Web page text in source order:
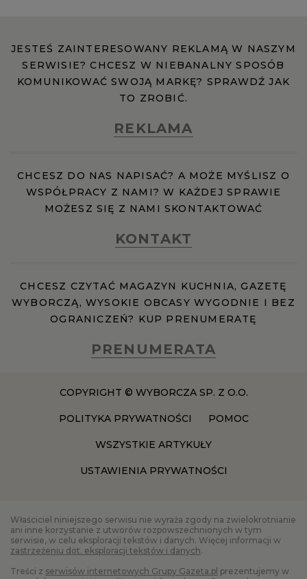
ZIELONA GÓRA
JESTEŚ ZAINTERESOWANY REKLAMĄ W NASZYM
SERWISIE? CHCESZ W NIEBANALNY SPOSÓB
KOMUNIKOWAĆ SWOJĄ MARKĘ? SPRAWDŹ JAK
TO ZROBIĆ.
REKLAMA
CHCESZ DO NAS NAPISAĆ? A MOŻE MYŚLISZ O
WSPÓŁPRACY Z NAMI? W KAŻDEJ SPRAWIE
MOŻESZ SIĘ Z NAMI SKONTAKTOWAĆ
KONTAKT
CHCESZ CZYTAĆ MAGAZYN KUCHNIA, GAZETĘ
WYBORCZĄ, WYSOKIE OBCASY WYGODNIE I BEZ
OGRANICZEŃ? KUP PRENUMERATĘ
PRENUMERATA
COPYRIGHT © WYBORCZA SP. Z O.O.
POLITYKA PRYWATNOŚCI POMOC
WSZYSTKIE ARTYKUŁY
USTAWIENIA PRYWATNOŚCI
Właściciel niniejszego serwisu nie wyraża zgody na zwielokrotnianie
ani inne korzystanie z utworów rozpowszechnionych w tym
serwisie, w celu eksploracji tekstów i danych. Więcej informacji w
zastrzeżeniu dot. eksploracji tekstów i danych.
Treści z serwisów internetowych Grupy Gazeta.pl prezentujemy w